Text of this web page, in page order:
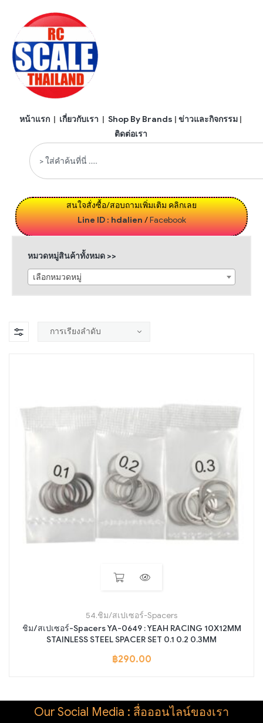
หน้าแรก | เกี่ยวกับเรา | Shop By Brands | ข่าวและกิจกรรม |
ติดต่อเรา
สนใจสั่งซื้อ/สอบถามเพิ่มเติม คลิกเลย
Line ID : hdalien/Facebook
หมวดหมู่สินค้าทั้งหมด >>
เลือกหมวดหมู่
54.ชิม/สเปเซอร์-Spacers
ชิม/สเปเซอร์-Spacers YA-0649 : YEAH RACING 10X12MM
STAINLESS STEEL SPACER SET 0.1 0.2 0.3MM
฿290.00
Our Social Media : สื่อออนไลน์ของเรา